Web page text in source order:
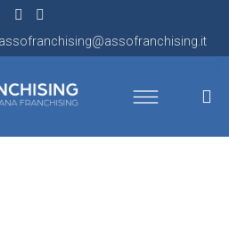
assofranchising@assofranchising.it